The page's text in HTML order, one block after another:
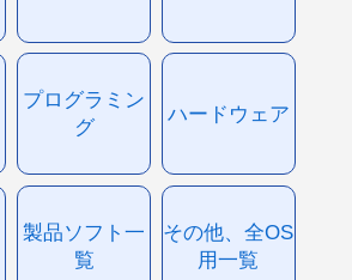
プログラミン
グ
ハードウェア
製品ソフト一
覧
その他、全OS
用一覧